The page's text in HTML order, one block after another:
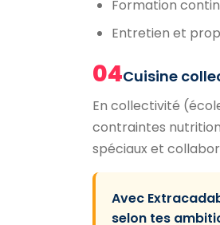
Formation
Entretien et
04Cuisine
En collectivité
contraintes
spéciaux et
Avec
selon tes